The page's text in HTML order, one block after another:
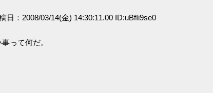
日：2008/03/14(金) 14:30:11.00 ID:uBfIi9se0
って何だ。